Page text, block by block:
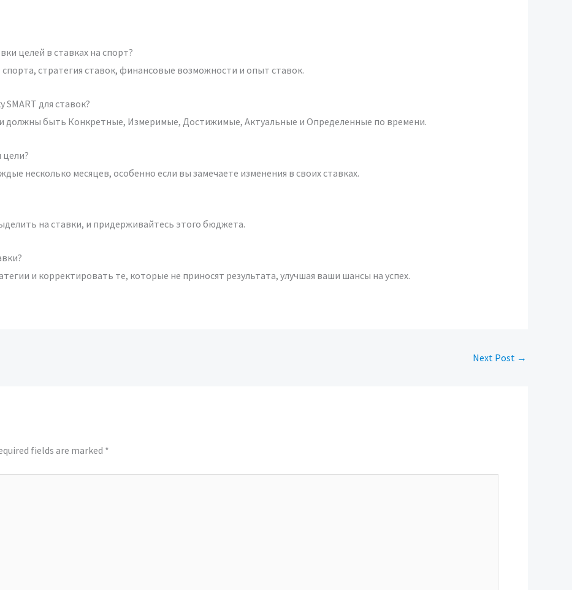
целей в ставках на спорт?
стратегия ставок, финансовые возможности и опыт ставок.
для ставок?
должны быть Конкретные, Измеримые, Достижимые, Актуальные и Определенные по времени.
цели?
несколько месяцев, особенно если вы замечаете изменения в своих ставках.
на ставки, и придерживайтесь этого бюджета.
и корректировать те, которые не приносят результата, улучшая ваши шансы на успех.
Next Post →
fields are marked *